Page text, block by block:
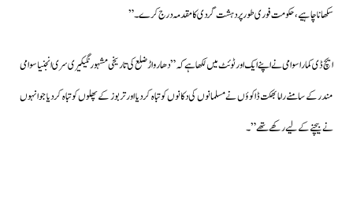
سکھانا چاہیے،حکومت فوری طور پر دہشت گردی کا مقدمہ درج کرے۔”
ایچ ڈی کمارا سوامی نے اپنے ایک اور ٹوئٹ میں لکھا ہے کہ”دھارواڑ ضلع کی تاریخی مشہور نگیکیری سری انجنیا سوامی
مندر کے سامنے راما بھکت ڈاکوؤں نے مسلمانوں کی دکانوں کو تباہ کر دیا اور تربوز کے پھلوں کو تباہ کر دیا جو انہوں
نے بیچنے کے لیے رکھے تھے”۔